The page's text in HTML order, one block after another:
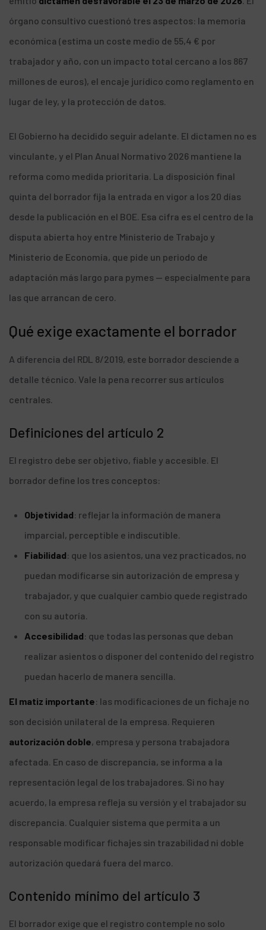
órgano consultivo cuestionó tres aspectos: la memoria
económica (estima un coste medio de 55,4 € por
trabajador y año, con un impacto total cercano a los 867
millones de euros), el encaje jurídico como reglamento en
lugar de ley, y la protección de datos.
El Gobierno ha decidido seguir adelante. El dictamen no es
vinculante, y el Plan Anual Normativo 2026 mantiene la
reforma como medida prioritaria. La disposición final
quinta del borrador fija la entrada en vigor a los 20 días
desde la publicación en el BOE. Esa cifra es el centro de la
disputa abierta hoy entre Ministerio de Trabajo y
Ministerio de Economía, que pide un periodo de
adaptación más largo para pymes — especialmente para
las que arrancan de cero.
Qué exige exactamente el borrador
A diferencia del RDL 8/2019, este borrador desciende a
detalle técnico. Vale la pena recorrer sus artículos
centrales.
Definiciones del artículo 2
El registro debe ser objetivo, fiable y accesible. El
borrador define los tres conceptos:
Objetividad: reflejar la información de manera
imparcial, perceptible e indiscutible.
Fiabilidad: que los asientos, una vez practicados, no
puedan modificarse sin autorización de empresa y
trabajador, y que cualquier cambio quede registrado
con su autoría.
Accesibilidad: que todas las personas que deban
realizar asientos o disponer del contenido del registro
puedan hacerlo de manera sencilla.
El matiz importante: las modificaciones de un fichaje no
son decisión unilateral de la empresa. Requieren
autorización doble, empresa y persona trabajadora
afectada. En caso de discrepancia, se informa a la
representación legal de los trabajadores. Si no hay
acuerdo, la empresa refleja su versión y el trabajador su
discrepancia. Cualquier sistema que permita a un
responsable modificar fichajes sin trazabilidad ni doble
autorización quedará fuera del marco.
Contenido mínimo del artículo 3
El borrador exige que el registro contemple no solo